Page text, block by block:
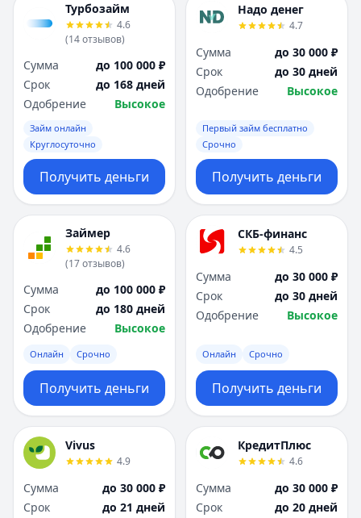
Турбозайм
4.6
(14отзывов)
Сумма
до 100 000 ₽
Срок
до 168 дней
Одобрение
Высокое
Займ онлайн
Круглосуточно
Получить деньги
Надо денег
4.7
Сумма
до 30 000 ₽
Срок
до 30 дней
Одобрение
Высокое
Первый займ бесплатно
Срочно
Получить деньги
Займер
4.6
(17отзывов)
Сумма
до 100 000 ₽
Срок
до 180 дней
Одобрение
Высокое
Онлайн Срочно
Получить деньги
СКБ-финанс
4.5
Сумма
до 30 000 ₽
Срок
до 30 дней
Одобрение
Высокое
Онлайн Срочно
Получить деньги
Vivus
4.9
Сумма
до 30 000 ₽
Срок
до 21 дней
КредитПлюс
4.6
Сумма
до 30 000 ₽
Срок
до 20 дней